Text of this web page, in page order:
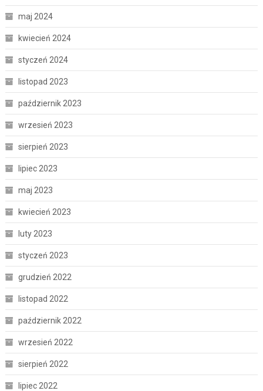
maj 2024
kwiecień 2024
styczeń 2024
listopad 2023
październik 2023
wrzesień 2023
sierpień 2023
lipiec 2023
maj 2023
kwiecień 2023
luty 2023
styczeń 2023
grudzień 2022
listopad 2022
październik 2022
wrzesień 2022
sierpień 2022
lipiec 2022